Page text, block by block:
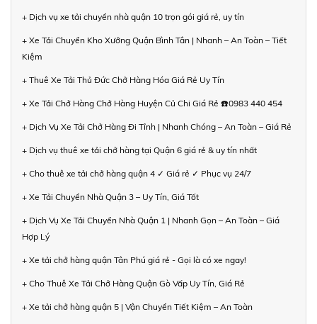
+ Dịch vụ xe tải chuyển nhà quận 10 trọn gói giá rẻ, uy tín
+ Xe Tải Chuyển Kho Xưởng Quận Bình Tân | Nhanh – An Toàn – Tiết
Kiệm
+ Thuê Xe Tải Thủ Đức Chở Hàng Hóa Giá Rẻ Uy Tín
+ Xe Tải Chở Hàng Chở Hàng Huyện Củ Chi Giá Rẻ ☎️0983 440 454
+ Dịch Vụ Xe Tải Chở Hàng Đi Tỉnh | Nhanh Chóng – An Toàn – Giá Rẻ
+ Dịch vụ thuê xe tải chở hàng tại Quận 6 giá rẻ & uy tín nhất
+ Cho thuê xe tải chở hàng quận 4 ✓ Giá rẻ ✓ Phục vụ 24/7
+ Xe Tải Chuyển Nhà Quận 3 – Uy Tín, Giá Tốt
+ Dịch Vụ Xe Tải Chuyển Nhà Quận 1 | Nhanh Gọn – An Toàn – Giá
Hợp Lý
+ Xe tải chở hàng quận Tân Phú giá rẻ - Gọi là có xe ngay!
+ Cho Thuê Xe Tải Chở Hàng Quận Gò Vấp Uy Tín, Giá Rẻ
+ Xe tải chở hàng quận 5 | Vận Chuyển Tiết Kiệm – An Toàn